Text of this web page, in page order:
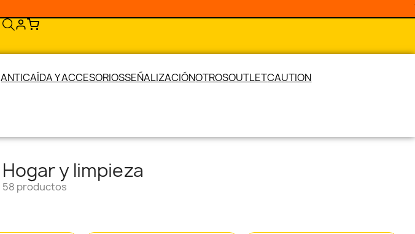
ANTICAÍDA Y ACCESORIOSSEÑALIZACIÓNOTROSOUTLETCAUTION
Hogar y limpieza
58 productos